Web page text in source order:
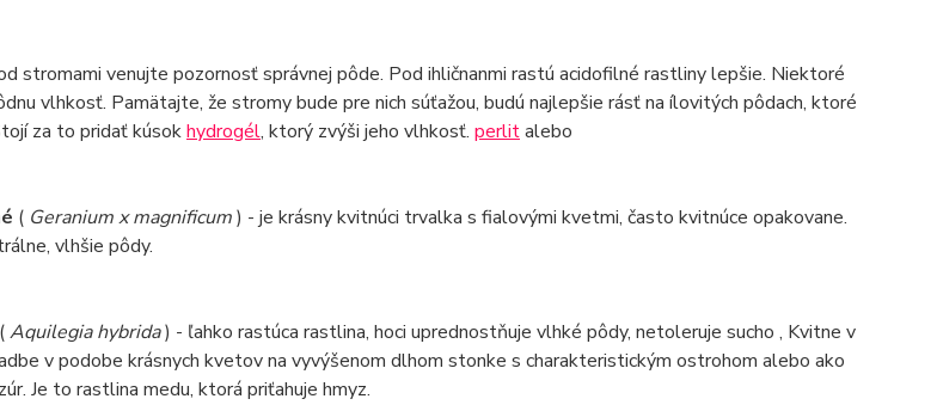
stromami venujte pozornosť správnej pôde. Pod ihličnanmi rastú acidofilné rastliny lepšie. Niektoré
vlhkosť. Pamätajte, že stromy bude pre nich súťažou, budú najlepšie rásť na ílovitých pôdach, ktoré
za to pridať kúsokhydrogél, ktorý zvýši jeho vlhkosť. perlitalebo
(Geranium x magnificum) - je krásny kvitnúci trvalka s fialovými kvetmi, často kvitnúce opakovane.
vlhšie pôdy.
(Aquilegia hybrida) - ľahko rastúca rastlina, hoci uprednostňuje vlhké pôdy, netoleruje sucho , Kvitne v
v podobe krásnych kvetov na vyvýšenom dlhom stonke s charakteristickým ostrohom alebo ako
Je to rastlina medu, ktorá priťahuje hmyz.